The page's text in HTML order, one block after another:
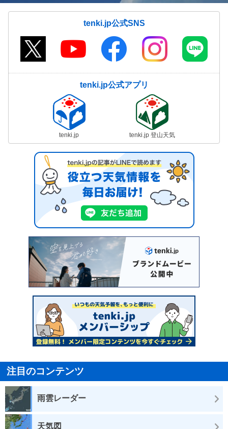
tenki.jp公式SNS
tenki.jp公式アプリ
tenki.jp tenki.jp 登山天気
注目のコンテンツ
雨雲レーダー
天気図